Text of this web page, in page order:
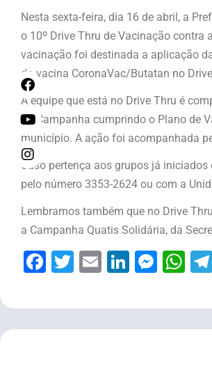
Nesta sexta-feira, dia 16 de abril, a
o 10º Drive Thru de Vacinação contra
vacinação foi destinada a aplicação
da vacina CoronaVac/Butatan no
A equipe que está no Drive Thru é
da Campanha cumprindo o Plano de
município. A ação foi acompanhada
Caso pertença aos grupos já
pelo número 3353-2624 ou com a
Lembramos também que no Drive
a Campanha Quatis Solidária, da
Facebook
Twitter
EmailLinkedIn